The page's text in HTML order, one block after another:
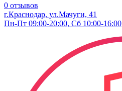
0 отзывов
г.Краснодар, ул.Мачуги, 41
Пн-Пт 09:00-20:00, Сб 10:00-16:00